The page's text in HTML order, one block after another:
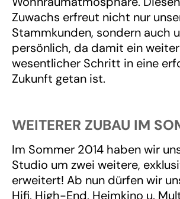
Zuwachs erfreut nicht nur
Stammkunden, sondern auch
persönlich, da damit ein
wesentlicher Schritt in eine
Zukunft getan ist.
WEITERER ZUBAU IM
Im Sommer 2014 haben wir
Studio um zwei weitere,
erweitert! Ab nun dürfen wir
Hifi, High-End, Heimkino u.